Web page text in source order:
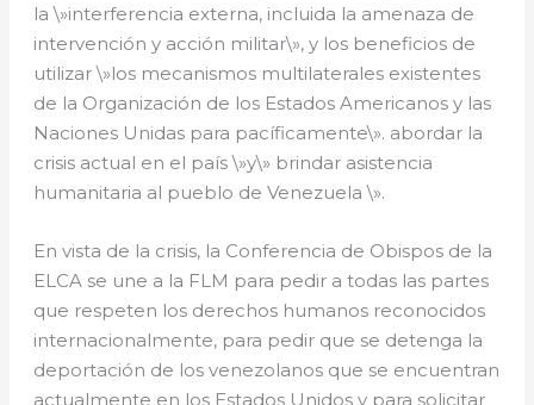
la \»interferencia externa, incluida la amenaza de
intervención y acción militar\», y los beneficios de
utilizar \»los mecanismos multilaterales existentes
de la Organización de los Estados Americanos y las
Naciones Unidas para pacíficamente\». abordar la
crisis actual en el país \»y\» brindar asistencia
humanitaria al pueblo de Venezuela \».
En vista de la crisis, la Conferencia de Obispos de la
ELCA se une a la FLM para pedir a todas las partes
que respeten los derechos humanos reconocidos
internacionalmente, para pedir que se detenga la
deportación de los venezolanos que se encuentran
actualmente en los Estados Unidos y para solicitar